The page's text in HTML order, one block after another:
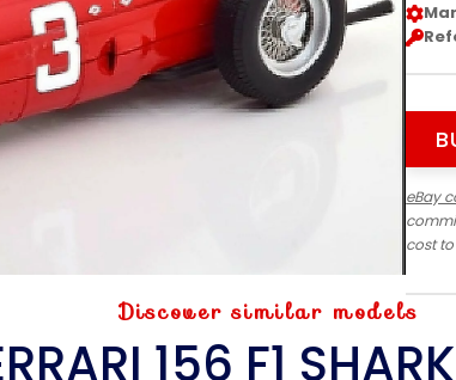
eBay
cost
Discover similar models
156 F1